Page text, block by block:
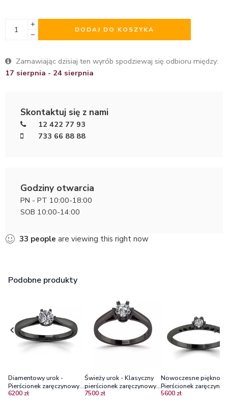
DODAJ DO KOSZYKA
Zamawiając dzisiaj ten wyrób spodziewaj się odbioru między:
17 sierpnia - 24 sierpnia
Skontaktuj się z nami
12 422 77 93
733 66 88 88
Godziny otwarcia
PN - PT 10:00-18:00
SOB 10:00-14:00
33 people are viewing this right now
Podobne produkty
Diamentowy urok -
Pierścionek zaręczynowy z
czarnego złota z
6200 zł
Świeży urok - Klasyczny
pierścionek zaręczynowy z
czarnego złota z
7500 zł
Nowoczesne piękno -
Pierścionek
czarnego złota z
5600 zł